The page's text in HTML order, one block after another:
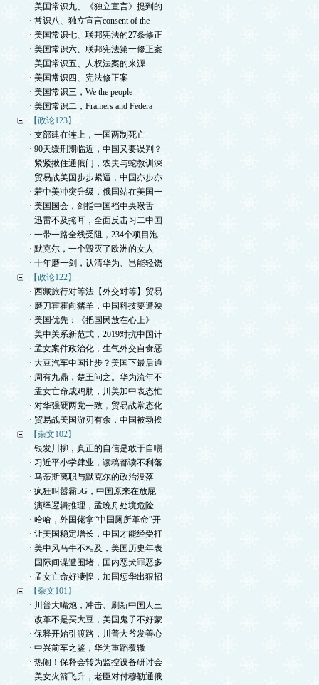
· 美国常识九、《独立宣言》提到的
· 常识八、独立宣言consent of the
· 美国常识七、联邦宪法的27条修正
· 美国常识六、联邦宪法第一修正案
· 美国常识五、人权法案的来源
· 美国常识四、宪法修正案
· 美国常识三，We the people
· 美国常识二，Framers and Federa
【政论123】
· 支部建在连上，一国两制死亡
· 90天缓刑期临近，中国又要误判？
· 紧紧揪住通俄门，农夫与蛇教训深
· 贸易战美国步步紧逼，中国亦步亦
· 若中美冲突升级，俄国站在美国一
· 美国国会，剑指中国裆中央喉舌
· 迅雷不及掩耳，全面反击习二中国
· 一带一路全线受阻，234个项目泡
· 默克尔，一个毁灭了欧洲的女人
· 十年磨一剑，认清华为、岂能轻饶
【政论122】
· 西藏旅行对等法【外交对等】贸易
· 磨刀霍霍向猪羊，中国科技要遭殃
· 美国优先：《把国民放在心上》
· 美中关系新范式，2019对抗中国计
· 孟女案件政治化，生气外交自食恶
· 大豆汽车中国让步？美国下最后通
· 周有九鼎，楚王问之。华为流年不
· 孟女亡命成鸡肋，川美加中表态忙
· 对华强硬两党一致，贸易战常态化
· 贸易战美国游刃有余，中国被动挨
【杂文102】
· 银发川柳，真正的自信是敢于自嘲
· 习近平小学肄业，读稿都读不利落
· 马蒂斯离职与默克尔的政治没落
· 疯狂叫嚣霸5G，中国原来在放屁
· 演绎逻辑推理，孟晚舟处境危险
· 哈哈，外国佬拿“中国厕所革命”开
· 让美国稳定增长，中国才能经受打
· 美中风马牛不相及，美国历史年表
· 国际间谍遭围堵，国内恶犬罪恶多
· 孟女亡命好凄惶，加国惩华出狠招
【杂文101】
· 川普大嘴炮，冲击、刷新中国人三
· 改革不是买大豆，美国鬼子不好蒙
· 保释开始引渡路，川普大爷发善心
· 中兴前车之鉴，华为重蹈覆辙
· 热闹！保释会转为监控设备研讨会
· 美女火箭飞升，老臣对付穆勒通俄